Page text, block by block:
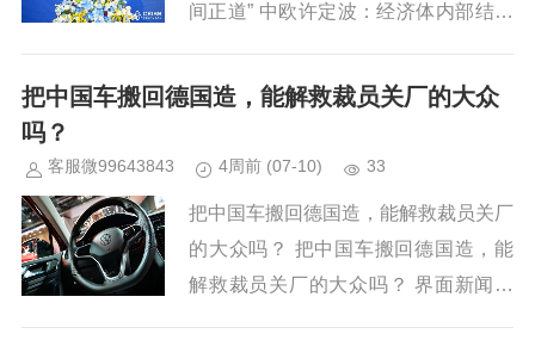
间正道” 中欧许定波：经济体内部结构
然是“人间正道” 专题：2026智荟中欧·
把中国车搬回德国造，能解救裁员关厂的大众
吗？
客服微99643843 4周前 (07-10) 33
把中国车搬回德国造，能解救裁员关厂
的大众吗？ 把中国车搬回德国造，能
解救裁员关厂的大众吗？ 界面新闻记